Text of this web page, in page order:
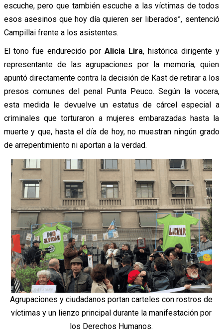
escuche, pero que también escuche a las víctimas de todos
esos asesinos que hoy día quieren ser liberados”, sentenció
Campillai frente a los asistentes.
El tono fue endurecido por Alicia Lira, histórica dirigente y
representante de las agrupaciones por la memoria, quien
apuntó directamente contra la decisión de Kast de retirar a los
presos comunes del penal Punta Peuco. Según la vocera,
esta medida le devuelve un estatus de cárcel especial a
criminales que torturaron a mujeres embarazadas hasta la
muerte y que, hasta el día de hoy, no muestran ningún grado
de arrepentimiento ni aportan a la verdad.
Agrupaciones y ciudadanos portan carteles con rostros de
víctimas y un lienzo principal durante la manifestación por
los Derechos Humanos.